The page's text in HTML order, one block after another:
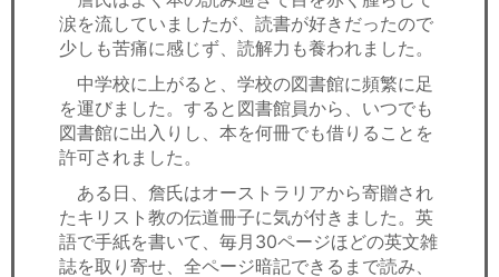
涙を流していましたが、読書が好きだったので
少しも苦痛に感じず、読解力も養われました。
中学校に上がると、学校の図書館に頻繁に足
を運びました。すると図書館員から、いつでも
図書館に出入りし、本を何冊でも借りることを
許可されました。
ある日、詹氏はオーストラリアから寄贈され
たキリスト教の伝道冊子に気が付きました。英
語で手紙を書いて、毎月30ページほどの英文雑
誌を取り寄せ、全ページ暗記できるまで読み、